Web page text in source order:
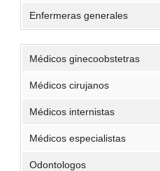
Enfermeras generales
Médicos ginecoobstetras
Médicos cirujanos
Médicos internistas
Médicos especialistas
Odontologos